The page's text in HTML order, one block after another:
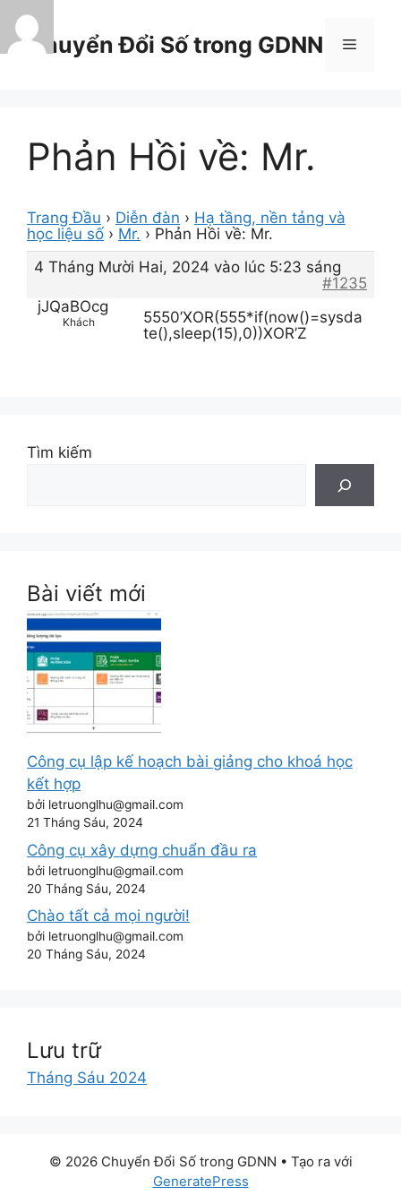
Chuyển
đến
nội
Chuyển Đổi Số trong GDNN Menu
Phản Hồi về: Mr.
Trang Đầu › Diễn đàn › Hạ tầng, nền tảng và
học liệu số › Mr. › Phản Hồi về: Mr.
4 Tháng Mười Hai, 2024 vào lúc 5:23 sáng
#1235
jJQaBOcg
Khách
5550’XOR(555*if(now()=sysda
te(),sleep(15),0))XOR’Z
Tìm kiếm
Bài viết mới
Công cụ lập kế hoạch bài giảng cho khoá học
kết hợp
bởi letruonglhu@gmail.com
21 Tháng Sáu, 2024
Công cụ xây dựng chuẩn đầu ra
bởi letruonglhu@gmail.com
20 Tháng Sáu, 2024
Chào tất cả mọi người!
bởi letruonglhu@gmail.com
20 Tháng Sáu, 2024
Lưu trữ
Tháng Sáu 2024
© 2026 Chuyển Đổi Số trong GDNN • Tạo ra với
GeneratePress